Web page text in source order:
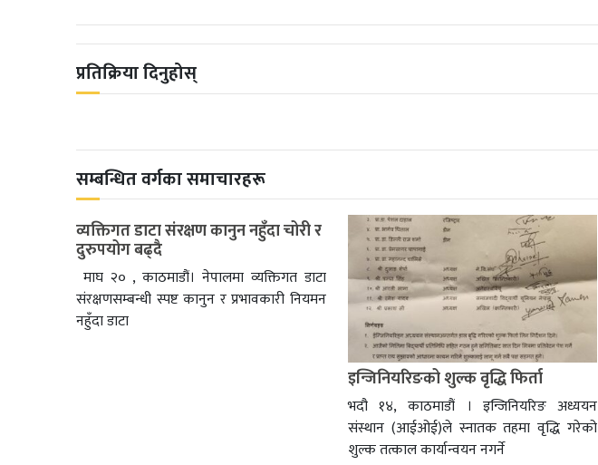
प्रतिक्रिया दिनुहोस्
सम्बन्धित वर्गका समाचारहरू
व्यक्तिगत डाटा संरक्षण कानुन नहुँदा चोरी र
दुरुपयोग बढ्दै
माघ २० , काठमाडौं। नेपालमा व्यक्तिगत डाटा
संरक्षणसम्बन्धी स्पष्ट कानुन र प्रभावकारी नियमन
नहुँदा डाटा
इन्जिनियरिङको शुल्क वृद्धि फिर्ता
भदौ १४, काठमाडौं । इन्जिनियरिङ अध्ययन
संस्थान (आईओई)ले स्नातक तहमा वृद्धि गरेको
शुल्क तत्काल कार्यान्वयन नगर्ने